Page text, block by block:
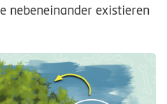
nebeneinander existieren